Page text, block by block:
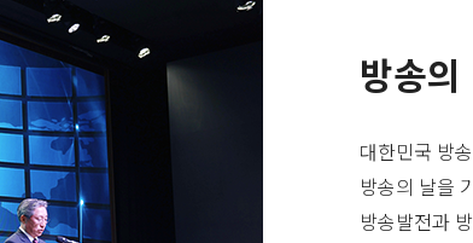
방송
대한민국 방
방송의 날을
방송발전과